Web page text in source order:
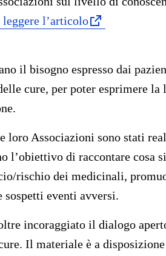
l’articolo
il bisogno espresso dai
cure, per poter esprimere la
loro Associazioni sono stati
l’obiettivo di raccontare cosa
rischio dei medicinali,
sospetti eventi avversi.
incoraggiato il dialogo
Il materiale è a